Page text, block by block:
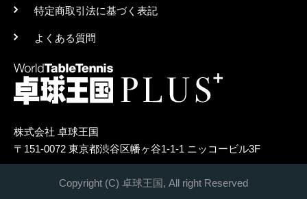
特定商取引法に基づく表記
よくある質問
株式会社 卓球王国
〒151-0072 東京都渋谷区幡ヶ谷1-1-1 ニッコービル3F
Copyright (C) 卓球王国, All right Reserved